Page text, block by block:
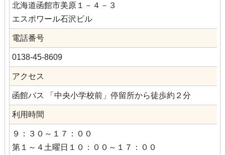
北海道函館市美原１－４－３
エスポワール石沢ビル
電話番号
0138-45-8609
アクセス
函館バス 「中央小学校前」停留所から徒歩約２分
利用時間
９：３０～１７：００
第１～４土曜日１０：００～１７：００